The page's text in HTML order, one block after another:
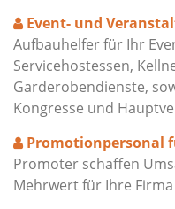
Event- und
Aufbauhelfer für Ihr
Servicehostessen,
Garderobendienste,
Kongresse und
Promotionpersonal
Promoter schaffen
Mehrwert für Ihre